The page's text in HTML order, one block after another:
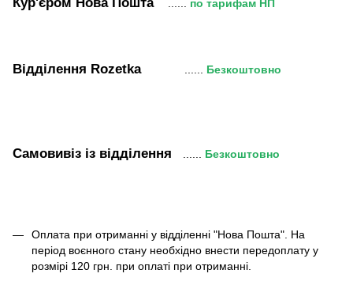
по тарифам НП
Відділення Rozetka Безкоштовно
Самовивіз із відділення Безкоштовно
Оплата при отриманні у відділенні "Нова Пошта". На
період воєнного стану необхідно внести передоплату у
розмірі 120 грн. при оплаті при отриманні.